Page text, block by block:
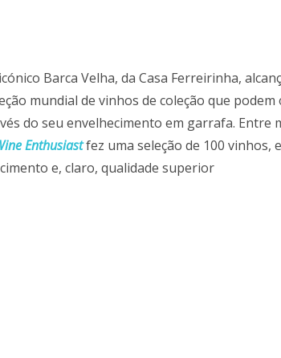
Barca Velha, da Casa Ferreirinha,
mundial de vinhos de coleção que podem
do seu envelhecimento em garrafa. Entre
Enthusiastfez uma seleção de 100 vinhos,
e, claro, qualidade superior